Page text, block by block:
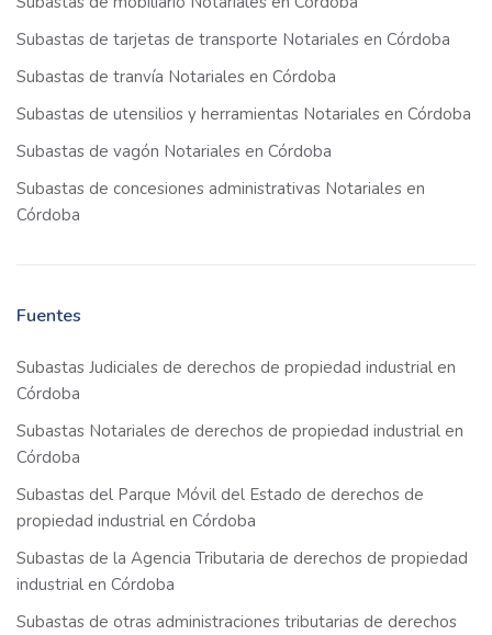
Subastas de tarjetas de transporte Notariales en Córdoba
Subastas de tranvía Notariales en Córdoba
Subastas de utensilios y herramientas Notariales en Córdoba
Subastas de vagón Notariales en Córdoba
Subastas de concesiones administrativas Notariales en
Córdoba
Fuentes
Subastas Judiciales de derechos de propiedad industrial en
Córdoba
Subastas Notariales de derechos de propiedad industrial en
Córdoba
Subastas del Parque Móvil del Estado de derechos de
propiedad industrial en Córdoba
Subastas de la Agencia Tributaria de derechos de propiedad
industrial en Córdoba
Subastas de otras administraciones tributarias de derechos